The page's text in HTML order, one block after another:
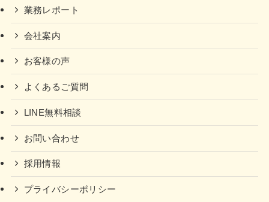
業務レポート
会社案内
お客様の声
よくあるご質問
LINE無料相談
お問い合わせ
採用情報
プライバシーポリシー